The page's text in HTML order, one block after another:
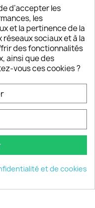
de nos clients
de 10h à 18H
keyboard_arrow_down
d'accepter les
les
et la pertinence de la
sociaux et à la
des fonctionnalités
ainsi que des
vous ces cookies ?
et de cookies